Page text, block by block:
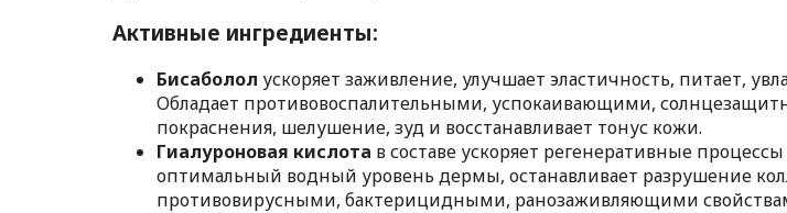
Активные ингредиенты:
Бисаболол ускоряет заживление, улучшает эластичность, питает,
Обладает противовоспалительными, успокаивающими,
покраснения, шелушение, зуд и восстанавливает тонус кожи.
Гиалуроновая кислота в составе ускоряет регенеративные
оптимальный водный уровень дермы, останавливает разрушение
противовирусными, бактерицидными, ранозаживляющими